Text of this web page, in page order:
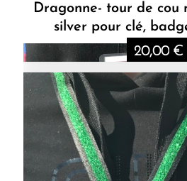
Dragonne- tour de cou
silver pour clé,
20,00 €